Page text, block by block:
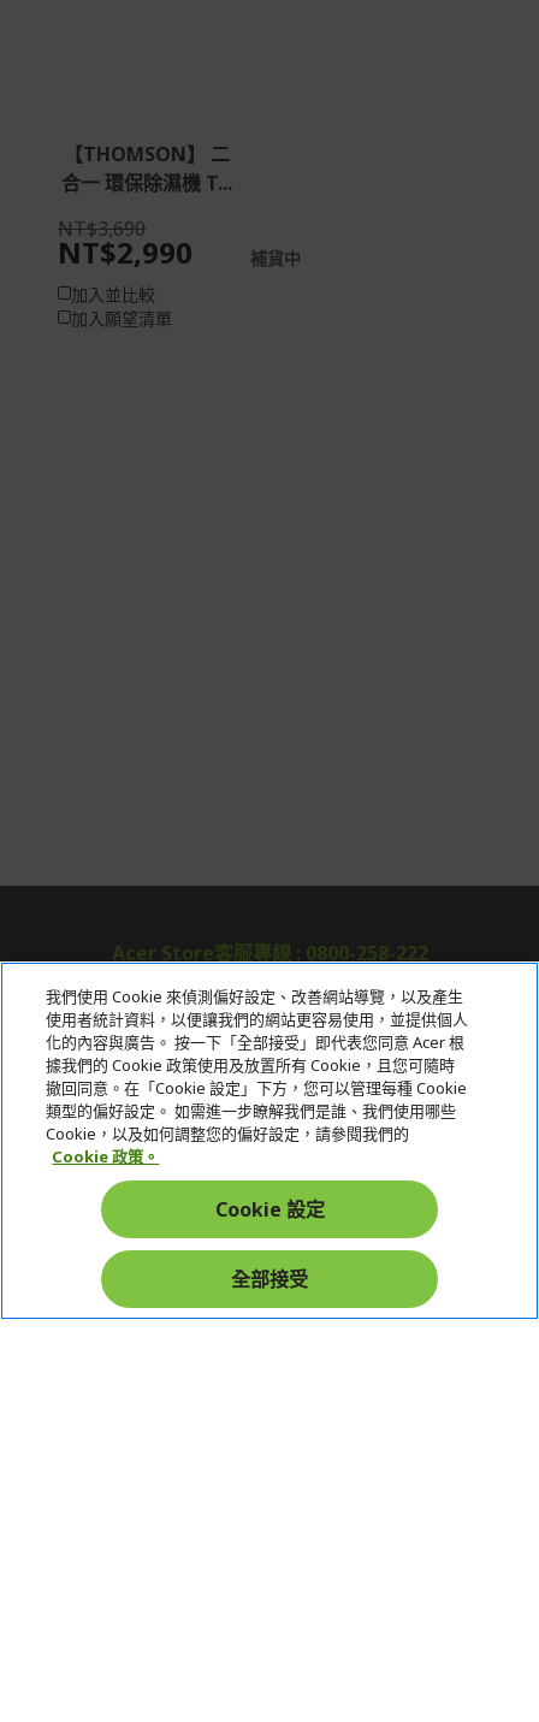
【THOMSON】 二
合一 環保除濕機 T...
NT$2,990
NT$3,690
補貨中
加入並比較
加入願望清單
Acer Store客服專線 : 0800-258-222
關於宏碁
服務
宏碁網路商城
在社群上追蹤 Acer
我們使用 Cookie 來偵測偏好設定、改善網站導覽，以及產生
使用者統計資料，以便讓我們的網站更容易使用，並提供個人
化的內容與廣告。 按一下「全部接受」即代表您同意 Acer 根
據我們的 Cookie 政策使用及放置所有 Cookie，且您可隨時
撤回同意。在「Cookie 設定」下方，您可以管理每種 Cookie
類型的偏好設定。 如需進一步瞭解我們是誰、我們使用哪些
Cookie，以及如何調整您的偏好設定，請參閱我們的
Cookie 政策。
Cookie 設定
全部接受